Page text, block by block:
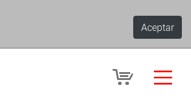
Aceptar